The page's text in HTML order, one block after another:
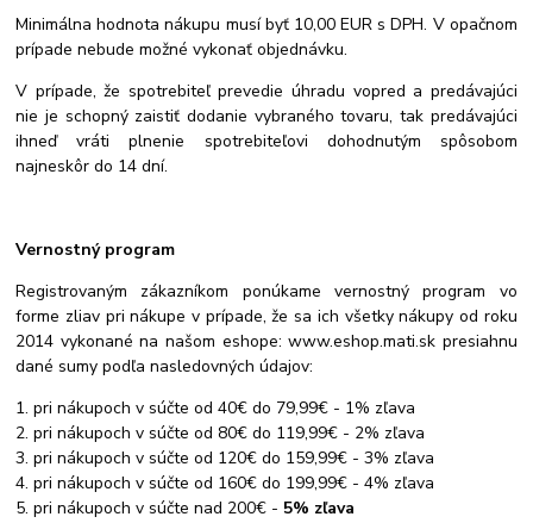
Minimálna hodnota nákupu musí byť 10,00 EUR s DPH. V opačnom
prípade nebude možné vykonať objednávku.
V prípade, že spotrebiteľ prevedie úhradu vopred a predávajúci
nie je schopný zaistiť dodanie vybraného tovaru, tak predávajúci
ihneď vráti plnenie spotrebiteľovi dohodnutým spôsobom
najneskôr do 14 dní.
Vernostný program
Registrovaným zákazníkom ponúkame vernostný program vo
forme zliav pri nákupe v prípade, že sa ich všetky nákupy od roku
2014 vykonané na našom eshope: www.eshop.mati.sk presiahnu
dané sumy podľa nasledovných údajov:
1. pri nákupoch v súčte od 40€ do 79,99€ - 1% zľava
2. pri nákupoch v súčte od 80€ do 119,99€ - 2% zľava
3. pri nákupoch v súčte od 120€ do 159,99€ - 3% zľava
4. pri nákupoch v súčte od 160€ do 199,99€ - 4% zľava
5. pri nákupoch v súčte nad 200€ - 5% zľava